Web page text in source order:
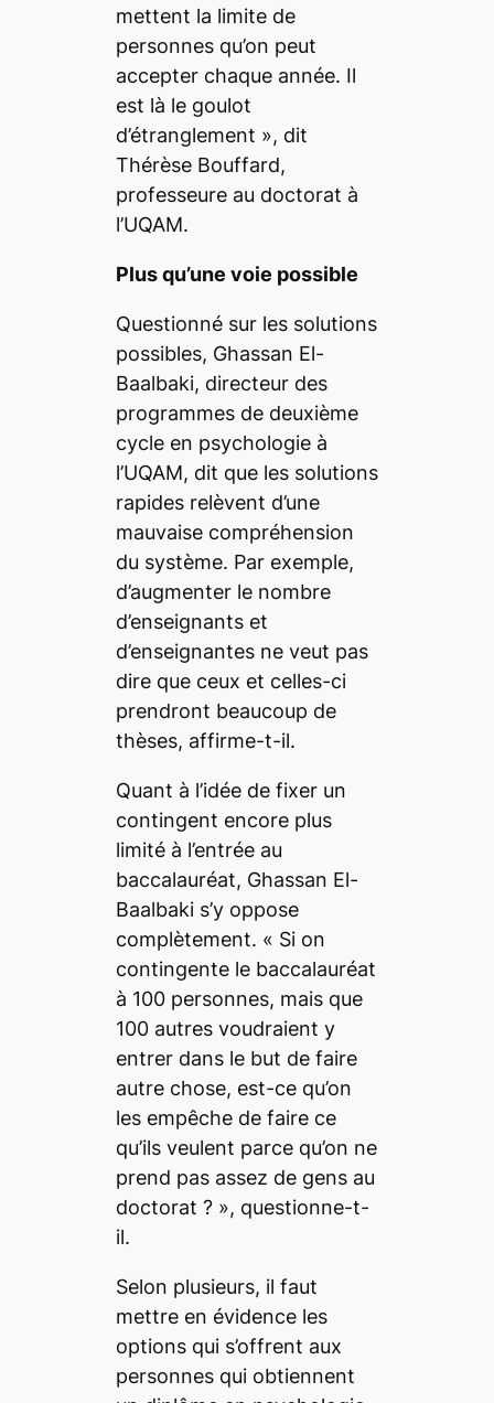
mettent la limite de
personnes qu’on peut
accepter chaque année. Il
est là le goulot
d’étranglement », dit
Thérèse Bouffard,
professeure au doctorat à
l’UQAM.
Plus qu’une voie possible
Questionné sur les solutions
possibles, Ghassan El-
Baalbaki, directeur des
programmes de deuxième
cycle en psychologie à
l’UQAM, dit que les solutions
rapides relèvent d’une
mauvaise compréhension
du système. Par exemple,
d’augmenter le nombre
d’enseignants et
d’enseignantes ne veut pas
dire que ceux et celles-ci
prendront beaucoup de
thèses, affirme-t-il.
Quant à l’idée de fixer un
contingent encore plus
limité à l’entrée au
baccalauréat, Ghassan El-
Baalbaki s’y oppose
complètement. « Si on
contingente le baccalauréat
à 100 personnes, mais que
100 autres voudraient y
entrer dans le but de faire
autre chose, est-ce qu’on
les empêche de faire ce
qu’ils veulent parce qu’on ne
prend pas assez de gens au
doctorat ? », questionne-t-
il.
Selon plusieurs, il faut
mettre en évidence les
options qui s’offrent aux
personnes qui obtiennent